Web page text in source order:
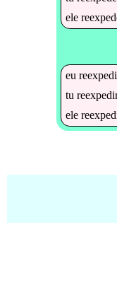
ele
eu
tu
ele